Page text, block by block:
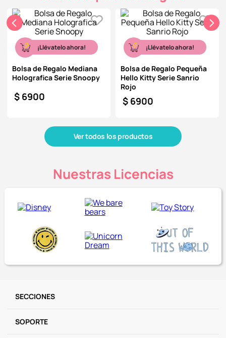
¡Llévatelo ahora!
Bolsa de Regalo Mediana
Holografica Serie Snoopy
$ 6900
¡Llévatelo ahora!
Bolsa de Regalo Pequeña
Hello Kitty Serie Sanrio
Rojo
$ 6900
Ver todos los productos
Nuestras Licencias
SECCIONES
SOPORTE